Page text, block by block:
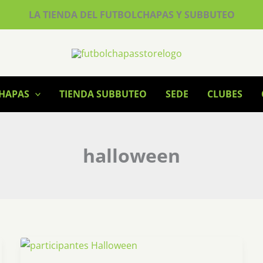
LA TIENDA DEL FUTBOLCHAPAS Y SUBBUTEO
TIENDA SUBBUTEO SEDE CLUBES
halloween